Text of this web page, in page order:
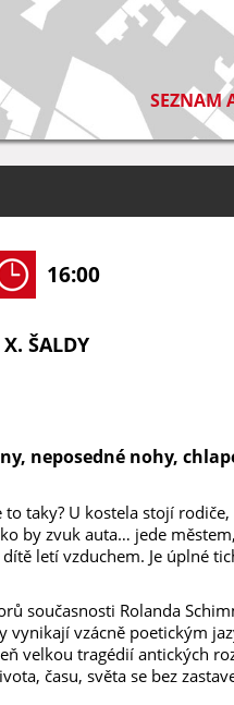
SEZNAM
16:00
ŠALDY
neposedné nohy,
taky? U kostela stojí
by zvuk auta… jede
letí vzduchem. Je úplné
současnosti Rolanda
vynikají vzácně poetickým
velkou tragédií antických
času, světa se bez